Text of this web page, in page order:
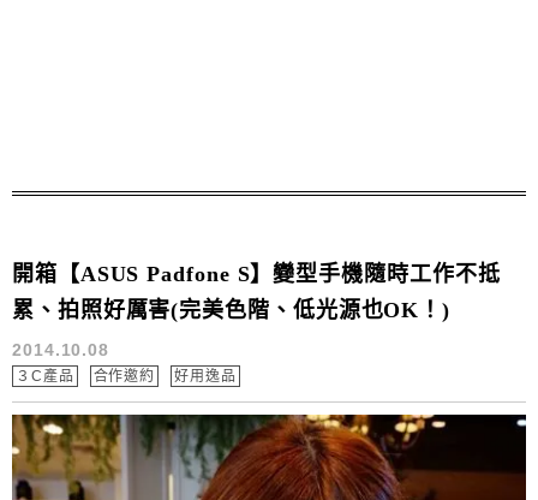
開箱【ASUS Padfone S】變型手機隨時工作不抵
累、拍照好厲害(完美色階、低光源也OK！)
2014.10.08
３C產品 合作邀約 好用逸品